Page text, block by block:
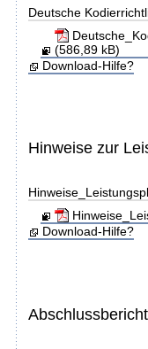
Deutsche
(586,89 kB)
Download-Hilfe?
Hinweise zur
Download-Hilfe?